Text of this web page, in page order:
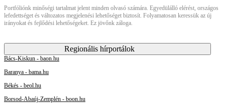
Portfóliónk minőségi tartalmat jelent minden olvasó számára. Egyedülálló elérést, országos
lefedettséget és változatos megjelenési lehetőséget biztosít. Folyamatosan keressük az új
irányokat és fejlődési lehetőségeket. Ez jövőnk záloga.
Regionális hírportálok
Bács-Kiskun - baon.hu
Baranya - bama.hu
Békés - beol.hu
Borsod-Abaúj-Zemplén - boon.hu